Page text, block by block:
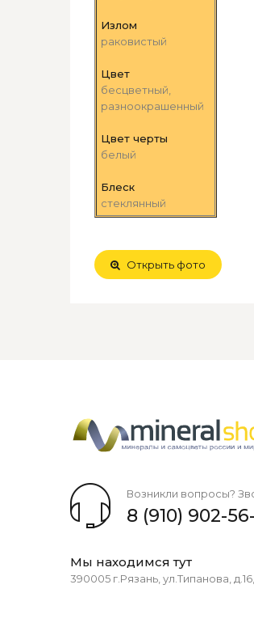
Излом
раковистый
Цвет
бесцветный,
разноокрашенный
Цвет черты
белый
Блеск
стеклянный
Открыть фото
Возникли вопросы?
8 (910) 902-
Мы находимся тут
390005 г.Рязань, ул.Типанова,